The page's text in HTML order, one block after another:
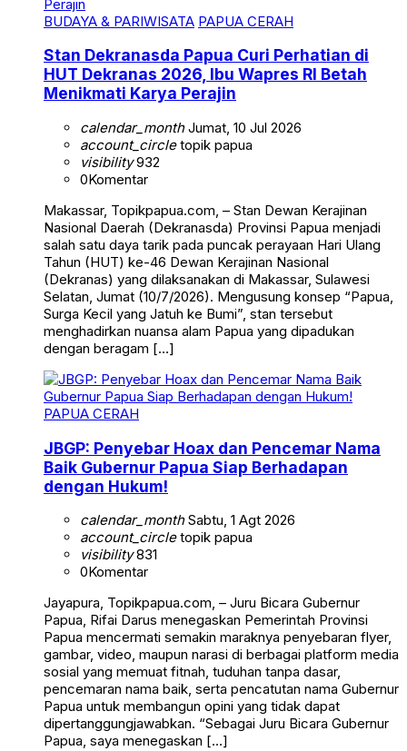
BUDAYA & PARIWISATA PAPUA CERAH
Stan Dekranasda Papua Curi Perhatian di
HUT Dekranas 2026, Ibu Wapres RI Betah
Menikmati Karya Perajin
calendar_monthJumat, 10 Jul 2026
account_circletopik papua
visibility932
0Komentar
Makassar, Topikpapua.com, – Stan Dewan Kerajinan
Nasional Daerah (Dekranasda) Provinsi Papua menjadi
salah satu daya tarik pada puncak perayaan Hari Ulang
Tahun (HUT) ke-46 Dewan Kerajinan Nasional
(Dekranas) yang dilaksanakan di Makassar, Sulawesi
Selatan, Jumat (10/7/2026). Mengusung konsep “Papua,
Surga Kecil yang Jatuh ke Bumi”, stan tersebut
menghadirkan nuansa alam Papua yang dipadukan
dengan beragam […]
PAPUA CERAH
JBGP: Penyebar Hoax dan Pencemar Nama
Baik Gubernur Papua Siap Berhadapan
dengan Hukum!
calendar_monthSabtu, 1 Agt 2026
account_circletopik papua
visibility831
0Komentar
Jayapura, Topikpapua.com, – Juru Bicara Gubernur
Papua, Rifai Darus menegaskan Pemerintah Provinsi
Papua mencermati semakin maraknya penyebaran flyer,
gambar, video, maupun narasi di berbagai platform media
sosial yang memuat fitnah, tuduhan tanpa dasar,
pencemaran nama baik, serta pencatutan nama Gubernur
Papua untuk membangun opini yang tidak dapat
dipertanggungjawabkan. “Sebagai Juru Bicara Gubernur
Papua, saya menegaskan […]